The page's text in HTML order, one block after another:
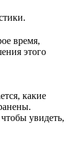
время,
этого
какие
увидеть,